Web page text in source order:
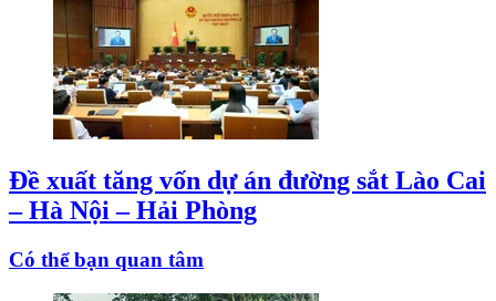
Đề xuất tăng vốn dự án đường sắt Lào Cai
– Hà Nội – Hải Phòng
Có thể bạn quan tâm